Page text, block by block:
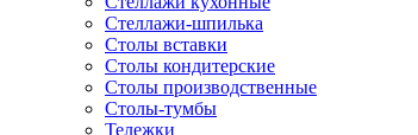
Стеллажи-шпилька
Столы вставки
Столы кондитерские
Столы производственные
Столы-тумбы
Тележки